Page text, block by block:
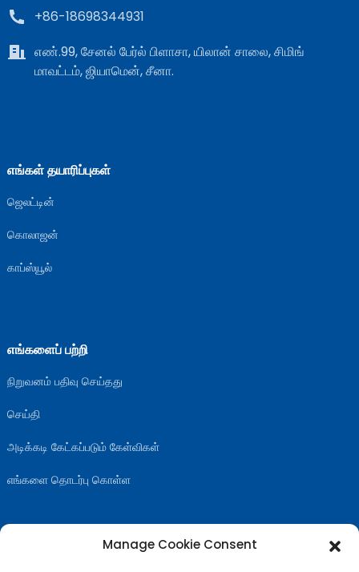
+86-18698344931
எண்.99, சேனல் பேர்ல் பிளாசா, யிலான் சாலை, சிமிங்
மாவட்டம், ஜியாமென், சீனா.
எங்கள் தயாரிப்புகள்
ஜெலட்டின்
கொலாஜன்
காப்ஸ்யூல்
எங்களைப் பற்றி
நிறுவனம் பதிவு செய்தது
செய்தி
அடிக்கடி கேட்கப்படும் கேள்விகள்
எங்களை தொடர்பு கொள்ள
Manage Cookie Consent